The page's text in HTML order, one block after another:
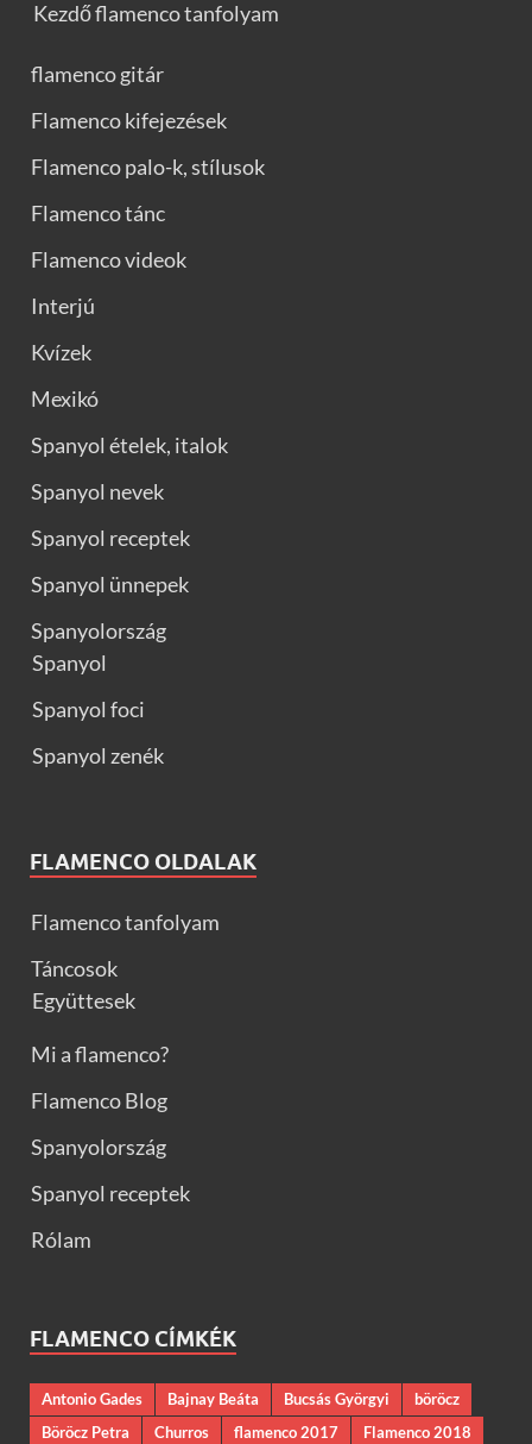
Kezdő flamenco tanfolyam
flamenco gitár
Flamenco kifejezések
Flamenco palo-k, stílusok
Flamenco tánc
Flamenco videok
Interjú
Kvízek
Mexikó
Spanyol ételek, italok
Spanyol nevek
Spanyol receptek
Spanyol ünnepek
Spanyolország
Spanyol
Spanyol foci
Spanyol zenék
FLAMENCO OLDALAK
Flamenco tanfolyam
Táncosok
Együttesek
Mi a flamenco?
Flamenco Blog
Spanyolország
Spanyol receptek
Rólam
FLAMENCO CÍMKÉK
Antonio Gades Bajnay Beáta Bucsás Györgyi
böröcz
Böröcz Petra
Churros flamenco 2017
Flamenco 2018